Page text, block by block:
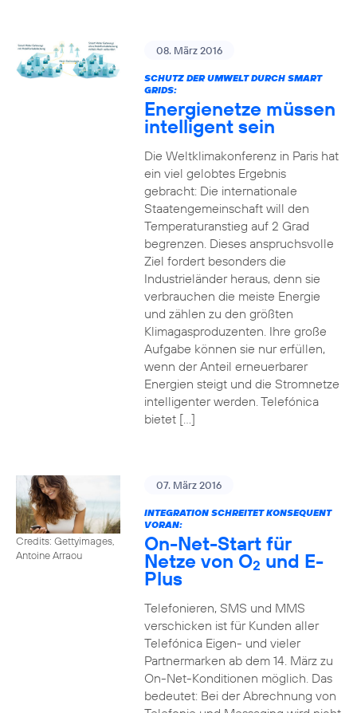
08. März 2016
SCHUTZ DER UMWELT DURCH SMART
GRIDS:
Energienetze müssen
intelligent sein
Die Weltklimakonferenz in Paris hat
ein viel gelobtes Ergebnis
gebracht: Die internationale
Staatengemeinschaft will den
Temperaturanstieg auf 2 Grad
begrenzen. Dieses anspruchsvolle
Ziel fordert besonders die
Industrieländer heraus, denn sie
verbrauchen die meiste Energie
und zählen zu den größten
Klimagasproduzenten. Ihre große
Aufgabe können sie nur erfüllen,
wenn der Anteil erneuerbarer
Energien steigt und die Stromnetze
intelligenter werden. Telefónica
bietet […]
Credits: Gettyimages,
Antoine Arraou
07. März 2016
INTEGRATION SCHREITET KONSEQUENT
VORAN:
On-Net-Start für
Netze von O2 und E-
Plus
Telefonieren, SMS und MMS
verschicken ist für Kunden aller
Telefónica Eigen- und vieler
Partnermarken ab dem 14. März zu
On-Net-Konditionen möglich. Das
bedeutet: Bei der Abrechnung von